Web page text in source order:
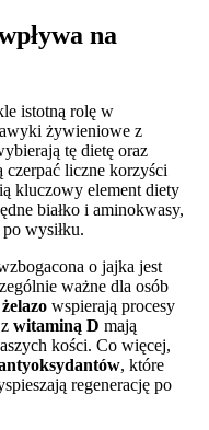
na
istotną rolę w
żywieniowe z
tę dietę oraz
liczne korzyści
kluczowy element diety
białko i aminokwasy,
wysiłku.
o jajka jest
ważne dla osób
żelazo wspierają procesy
witaminą D mają
kości. Co więcej,
, które
regenerację po